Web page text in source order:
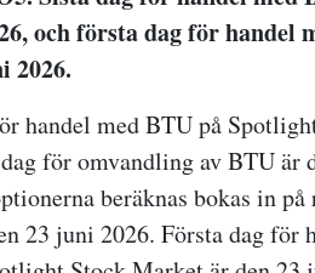
och första dag för handel
2026.
handel med BTU på
för omvandling av BTU är
beräknas bokas in
23 juni 2026. Första dag för